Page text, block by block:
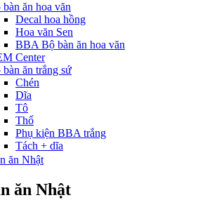
bàn ăn hoa văn
Decal hoa hồng
Hoa văn Sen
BBA Bộ bàn ăn hoa văn
Center
bàn ăn trắng sứ
Chén
Dĩa
Tô
Thố
Phụ kiện BBA trắng
Tách + dĩa
ăn Nhật
ăn Nhật